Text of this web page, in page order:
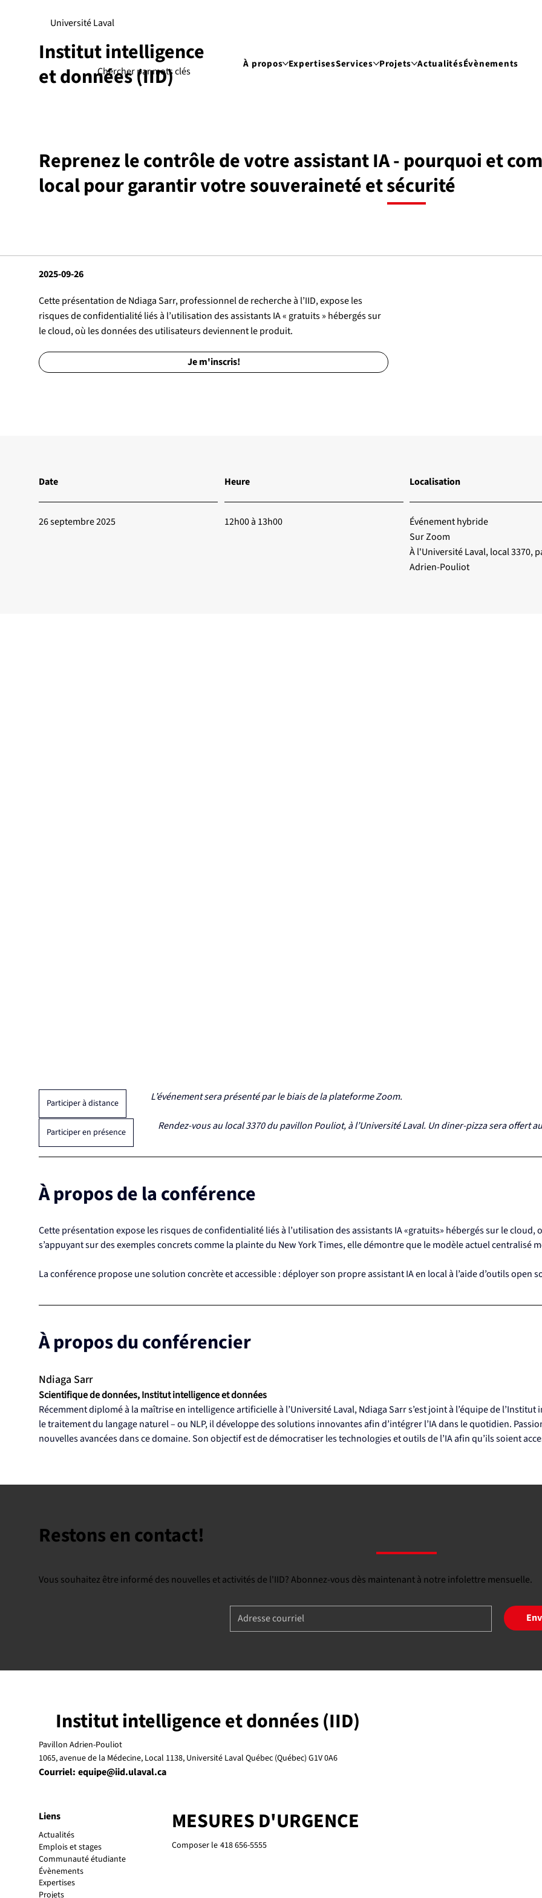
Institut intelligence
et données (IID)
À propos ExpertisesServices Projets ActualitésÉvènements
Université Laval
Reprenez le contrôle de votre assistant IA - pourquoi et
local pour garantir votre souveraineté et sécurité
2025-09-26
Cette présentation de Ndiaga Sarr, professionnel de recherche à l’IID, expose les
risques de confidentialité liés à l’utilisation des assistants IA « gratuits » hébergés sur
le cloud, où les données des utilisateurs deviennent le produit.
Je m'inscris!
Date
26 septembre 2025
Heure
12h00 à 13h00
Localisation
Événement hybride
Sur Zoom
À l'Université Laval, local 3370,
Adrien-Pouliot
Participer à distance L’événement sera présenté par le biais de la plateforme Zoom.
Participer en présence Rendez-vous au local 3370 du pavillon Pouliot, à l’Université Laval. Un diner-pizza sera offert
À propos de la conférence
Cette présentation expose les risques de confidentialité liés à l’utilisation des assistants IA «gratuits» hébergés sur le
s’appuyant sur des exemples concrets comme la plainte du New York Times, elle démontre que le modèle actuel centralisé
La conférence propose une solution concrète et accessible : déployer son propre assistant IA en local à l’aide d’outils open
À propos du conférencier
Ndiaga Sarr
Scientifique de données, Institut intelligence et données
Récemment diplomé à la maîtrise en intelligence artificielle à l’Université Laval, Ndiaga Sarr s’est joint à l’équipe de
le traitement du langage naturel – ou NLP, il développe des solutions innovantes afin d’intégrer l’IA dans le quotidien.
nouvelles avancées dans ce domaine. Son objectif est de démocratiser les technologies et outils de l’IA afin qu’ils soient
Restons en contact!
Vous souhaitez être informé des nouvelles et activités de l'IID? Abonnez-vous dès maintenant à notre infolettre mensuelle.
Liens
Actualités
Emplois et stages
Communauté étudiante
Évènements
Expertises
Projets
MESURES D'URGENCE
Composer le 418 656-5555
Institut intelligence et données (IID)
Pavillon Adrien-Pouliot
1065, avenue de la Médecine, Local 1138, Université Laval Québec (Québec) G1V 0A6
Courriel: equipe@iid.ulaval.ca